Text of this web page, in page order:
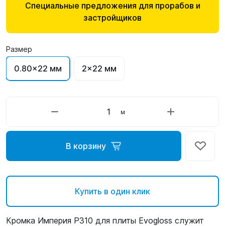
Специальные предложения для прорабов и
застройщиков
Размер
0.80x22 мм 2x22 мм
м
В корзину
Купить в один клик
Кромка Империя P310 для плиты Evogloss служит